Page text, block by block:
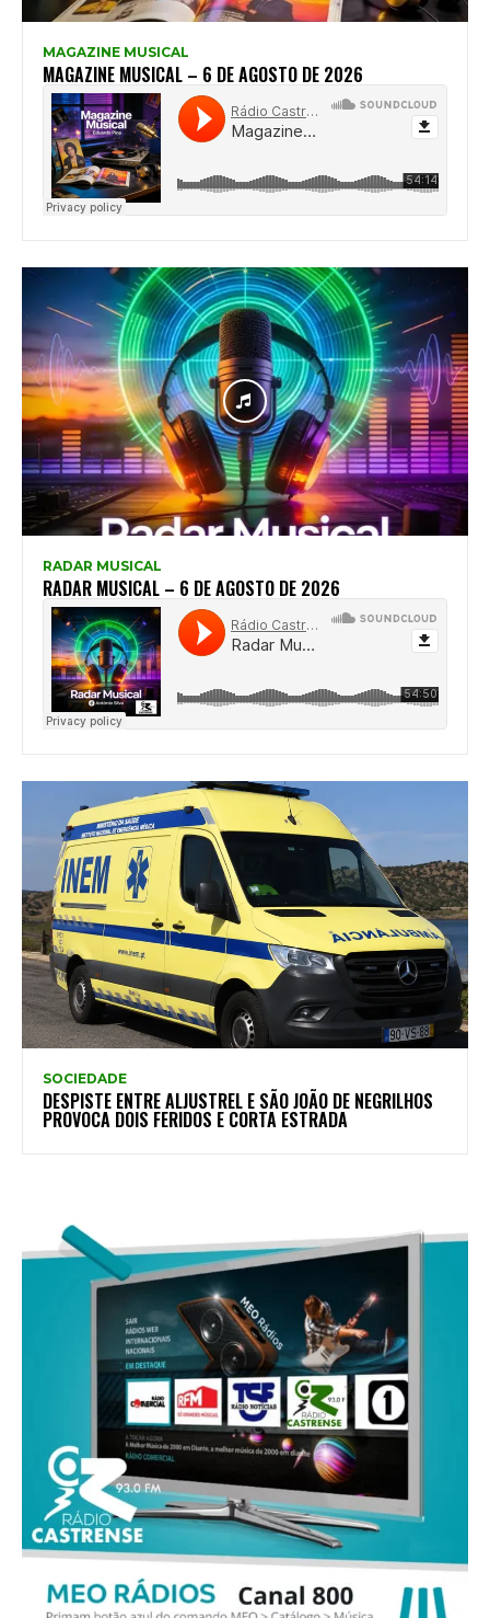
MAGAZINE MUSICAL
MAGAZINE MUSICAL – 6 DE AGOSTO DE 2026
RADAR MUSICAL
RADAR MUSICAL – 6 DE AGOSTO DE 2026
SOCIEDADE
DESPISTE ENTRE ALJUSTREL E SÃO JOÃO DE NEGRILHOS
PROVOCA DOIS FERIDOS E CORTA ESTRADA